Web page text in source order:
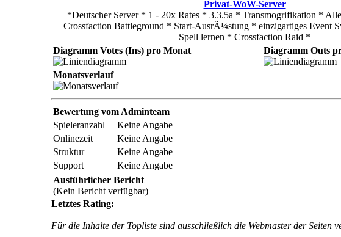
Privat-WoW-Server
*Deutscher Server * 1 - 20x Rates * 3.3.5a * Transmogrifikation *
Crossfaction Battleground * Start-AusrÃ¼stung * einzigartiges Event
Spell lernen * Crossfaction Raid *
Diagramm Votes (Ins) pro Monat
Diagramm Outs
Monatsverlauf
Bewertung vom Adminteam
Spieleranzahl
Keine Angabe
Onlinezeit
Keine Angabe
Struktur
Keine Angabe
Support
Keine Angabe
Ausführlicher Bericht
(Kein Bericht verfügbar)
Letztes Rating:
Für die Inhalte der Topliste sind ausschließlich die Webmaster der Seiten